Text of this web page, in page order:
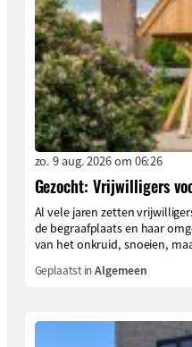
zo. 9 aug. 2026 om 06:26
Gezocht: Vrijwilligers
Al vele jaren zetten
de begraafplaats en haar
van het onkruid, snoeien,
Geplaatst inAlgemeen